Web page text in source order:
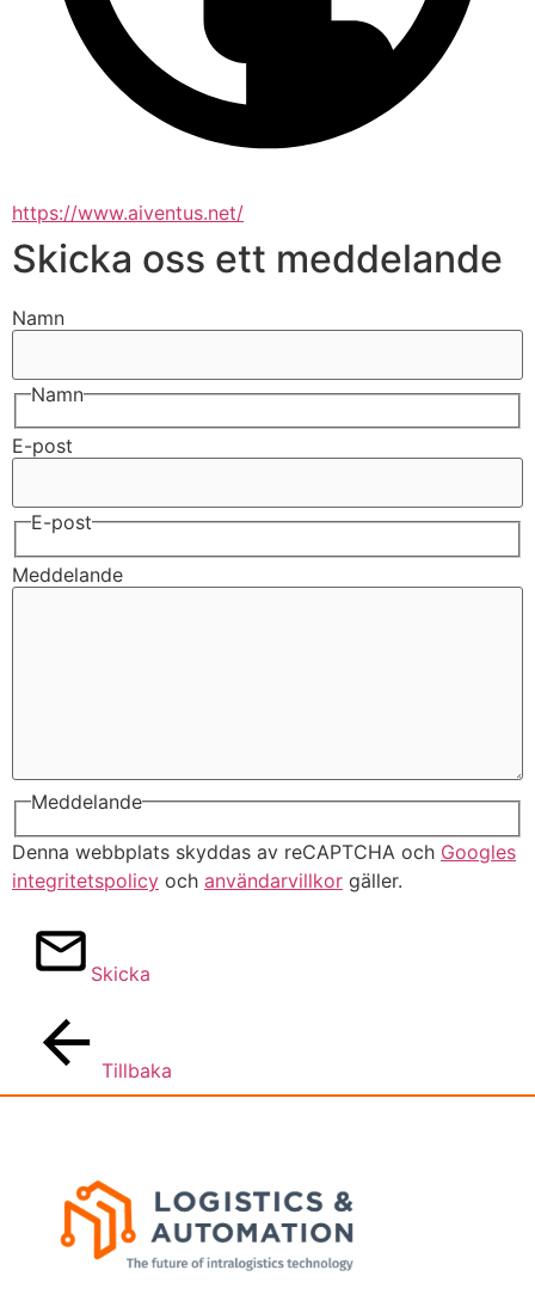
https://www.aiventus.net/
Skicka oss ett meddelande
Namn
Namn
E-post
E-post
Meddelande
Meddelande
Denna webbplats skyddas av reCAPTCHA och Googles
integritetspolicy och användarvillkor gäller.
Skicka
Tillbaka